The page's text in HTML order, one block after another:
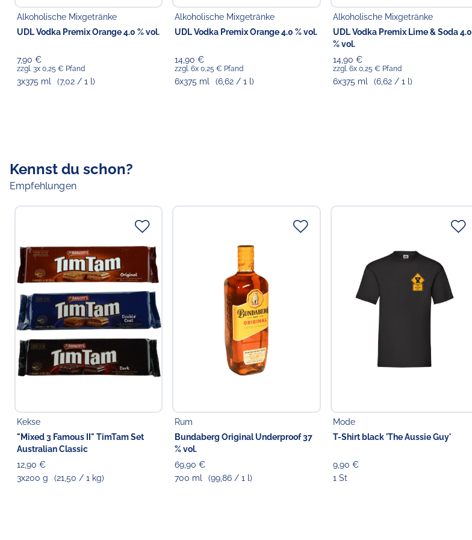
Alkoholische Mixgetränke
UDL Vodka Premix Orange 4.0 % vol.
7,90 €
zzgl. 3x 0,25 € Pfand
3x375 ml (7,02 / 1 l)
Alkoholische Mixgetränke
UDL Vodka Premix Orange 4.0 % vol.
14,90 €
zzgl. 6x 0,25 € Pfand
6x375 ml (6,62 / 1 l)
Alkoholische Mixgetränke
UDL Vodka Premix Lime & Soda 4.0
% vol.
14,90 €
zzgl. 6x 0,25 € Pfand
6x375 ml (6,62 / 1 l)
Kennst du schon?
Empfehlungen
Kekse
"Mixed 3 Famous II" TimTam Set
Australian Classic
12,90 €
3x200 g
(21,50 / 1 kg)
Rum
Bundaberg Original Underproof 37
% vol.
69,90 €
700 ml
(99,86 / 1 l)
Mode
T-Shirt black 'The Aussie Guy'
9,90 €
1 St